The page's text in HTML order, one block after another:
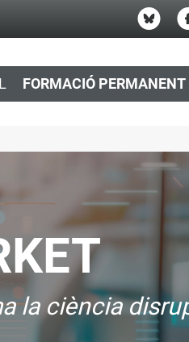
FORMACIÓ PERMANENT
la ciència